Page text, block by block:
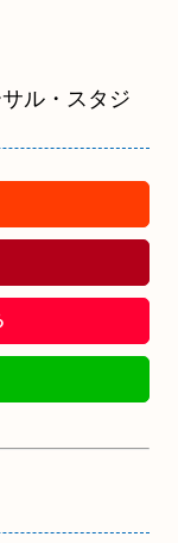
ル・スタジ